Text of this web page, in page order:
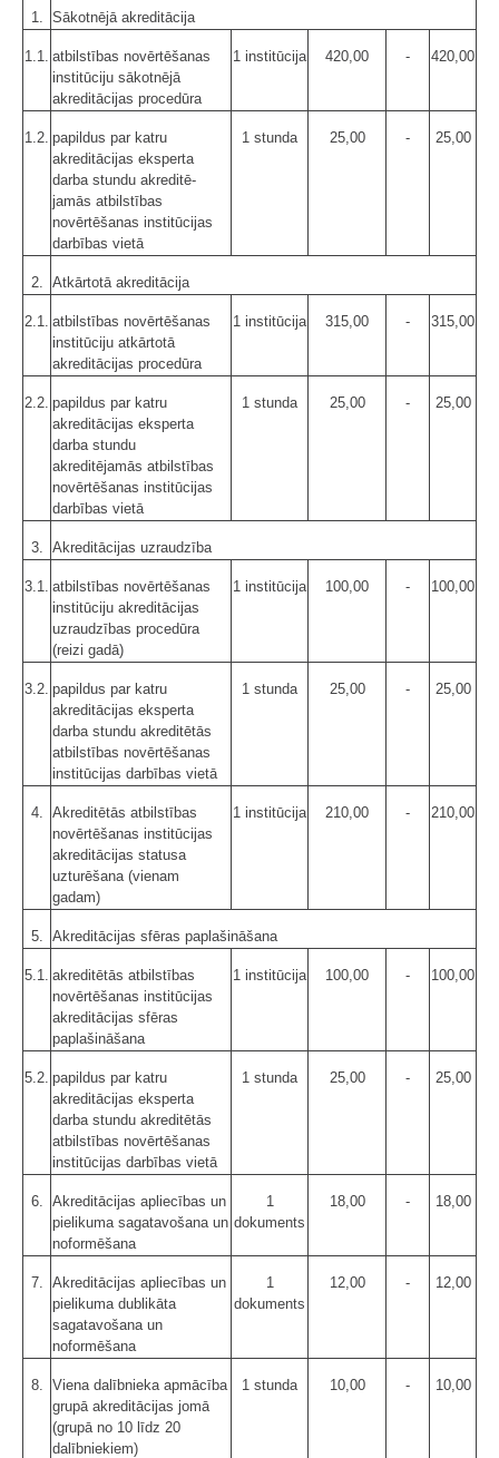
1. Sākotnējā akreditācija
1.1. atbilstības novērtēšanas
institūciju sākotnējā
akreditācijas procedūra
1 institūcija 420,00 - 420,00
1.2. papildus par katru
akreditācijas eksperta
darba stundu akreditē­
jamās atbilstības
novērtēšanas institūcijas
darbības vietā
1 stunda 25,00 - 25,00
2. Atkārtotā akreditācija
2.1. atbilstības novērtēšanas
institūciju atkārtotā
akreditācijas procedūra
1 institūcija 315,00 - 315,00
2.2. papildus par katru
akreditācijas eksperta
darba stundu
akreditējamās atbilstības
novērtēšanas institūcijas
darbības vietā
1 stunda 25,00 - 25,00
3. Akreditācijas uzraudzība
3.1. atbilstības novērtēšanas
institūciju akreditācijas
uzraudzības procedūra
(reizi gadā)
1 institūcija 100,00 - 100,00
3.2. papildus par katru
akreditācijas eksperta
darba stundu akreditētās
atbilstības novērtēšanas
institūcijas darbības vietā
1 stunda 25,00 - 25,00
4. Akreditētās atbilstības
novērtēšanas institūcijas
akreditācijas statusa
uzturēšana (vienam
gadam)
1 institūcija 210,00 - 210,00
5. Akreditācijas sfēras paplašināšana
5.1. akreditētās atbilstības
novērtēšanas institūcijas
akreditācijas sfēras
paplašināšana
1 institūcija 100,00 - 100,00
5.2. papildus par katru
akreditācijas eksperta
darba stundu akreditētās
atbilstības novērtēšanas
institūcijas darbības vietā
1 stunda 25,00 - 25,00
6. Akreditācijas apliecības un
pielikuma sagatavošana un
noformēšana
1
dokuments
18,00 - 18,00
7. Akreditācijas apliecības un
pielikuma dublikāta
sagatavošana un
noformēšana
1
dokuments
12,00 - 12,00
8. Viena dalībnieka apmācība
grupā akreditācijas jomā
(grupā no 10 līdz 20
dalībniekiem)
1 stunda 10,00 - 10,00